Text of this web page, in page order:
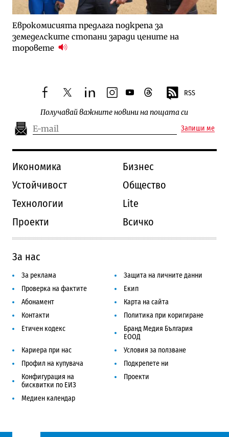
Еврокомисията предлага подкрепа за
земеделските стопани заради цените на
торовете
facebooktwitterlinkedininstagram
youtubethreads RSS
Получавай важните новини на пощата си
Запиши ме
Икономика
Бизнес
Устойчивост
Общество
Технологии
Lite
Проекти
Всичко
За нас
За реклама
Защита на личните данни
Проверка на фактите
Екип
Абонамент
Карта на сайта
Контакти
Политика при коригиране
Етичен кодекс
Бранд Медия България
ЕООД
Кариера при нас
Условия за ползване
Профил на купувача
Подкрепете ни
Конфигурация на
бисквитки по ЕИЗ
Проекти
Медиен календар